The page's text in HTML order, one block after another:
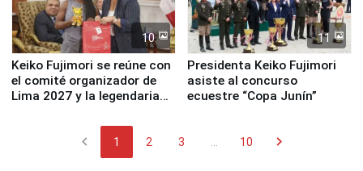
10
Keiko Fujimori se reúne con
el comité organizador de
Lima 2027 y la legendaria
11
Presidenta Keiko Fujimori
asiste al concurso
ecuestre “Copa Junín”
chevron_left 1 2 3 10 chevron_right